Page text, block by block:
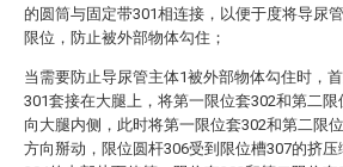
的圆筒与固定带301相连接，以便于度将导尿
限位，防止被外部物体勾住；
当需要防止导尿管主体1被外部物体勾住时，
301套接在大腿上，将第一限位套302和第二限
向大腿内侧，此时将第一限位套302和第二限
方向掰动，限位圆杆306受到限位槽307的挤压